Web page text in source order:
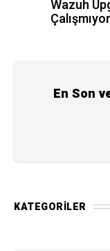
Wazuh
Çalışmıyor
En Son
KATEGORILER